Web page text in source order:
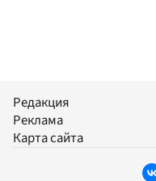
Редакция
Реклама
Карта сайта